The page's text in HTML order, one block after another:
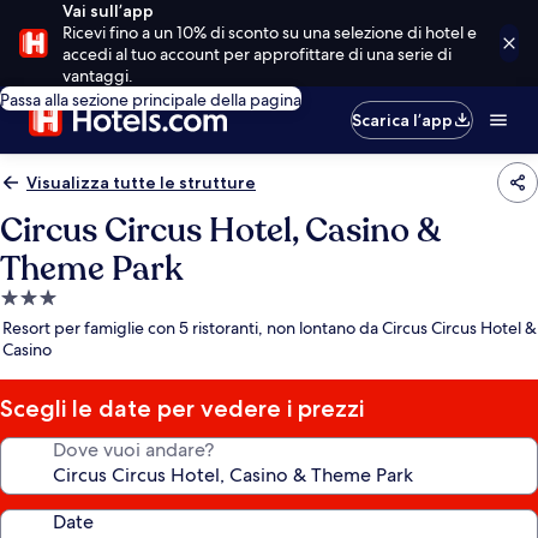
Vai sull’app
Ricevi fino a un 10% di sconto su una selezione di hotel e
accedi al tuo account per approfittare di una serie di
vantaggi.
Passa alla sezione principale della pagina
Scarica l’app
Visualizza tutte le strutture
Circus Circus Hotel, Casino &
Theme Park
Struttura
a
3.0
stelle
Resort per famiglie con 5 ristoranti, non lontano da Circus Circus Hotel &
Casino
Scegli le date per vedere i prezzi
Dove vuoi andare?
Date